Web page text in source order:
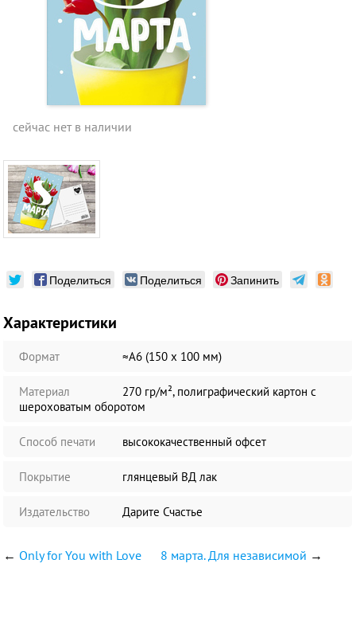
сейчас нет в наличии
Поделиться Поделиться Запинить
Характеристики
Формат ≈А6 (150 х 100 мм)
Материал
270 гр/м², полиграфический картон с
шероховатым оборотом
Способ печати высококачественный офсет
Покрытие глянцевый ВД лак
Издательство Дарите Счастье
←Only for You with Love 8 марта. Для независимой →